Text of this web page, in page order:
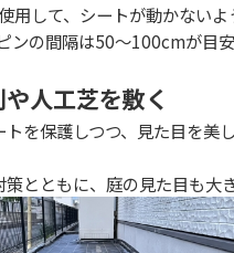
用して、シートが動かない
ンの間隔は50～100cmが目安
人工芝を敷く
トを保護しつつ、見た目を美
策とともに、庭の見た目も大